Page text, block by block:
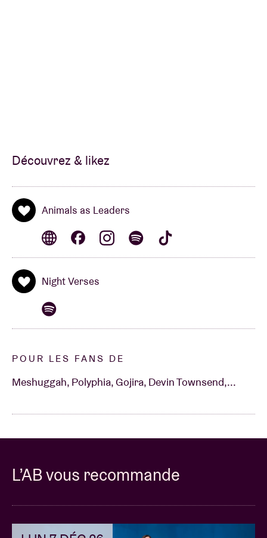
Découvrez & likez
Animals as Leaders
Night Verses
POUR LES FANS DE
Meshuggah, Polyphia, Gojira, Devin Townsend,...
L’AB vous recommande